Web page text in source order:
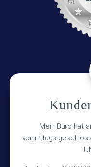
Mein Büro hat
vormittags